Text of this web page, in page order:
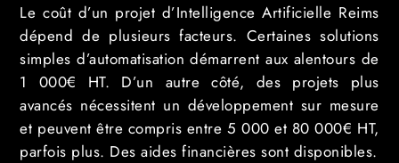
Le coût d’un projet d’Intelligence Artificielle Reims
dépend de plusieurs facteurs. Certaines solutions
simples d’automatisation démarrent aux alentours de
1 000€ HT. D’un autre côté, des projets plus
avancés nécessitent un développement sur mesure
et peuvent être compris entre 5 000 et 80 000€ HT,
parfois plus. Des aides financières sont disponibles.